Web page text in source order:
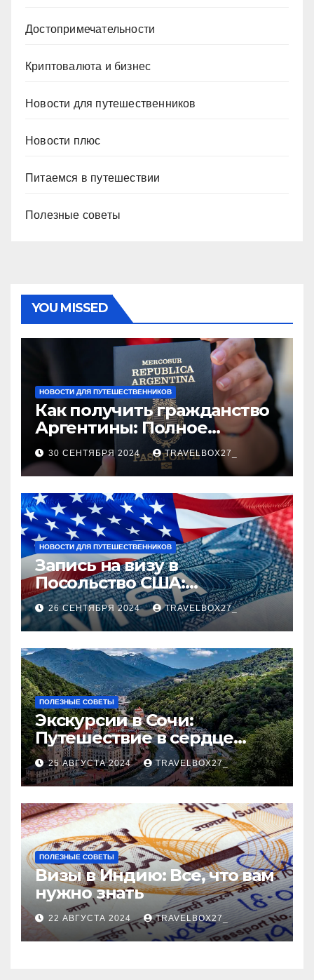
Достопримечательности
Криптовалюта и бизнес
Новости для путешественников
Новости плюс
Питаемся в путешествии
Полезные советы
YOU MISSED
НОВОСТИ ДЛЯ ПУТЕШЕСТВЕННИКОВ
Как получить гражданство
Аргентины: Полное
руководство
30 СЕНТЯБРЯ 2024 TRAVELBOX27_
НОВОСТИ ДЛЯ ПУТЕШЕСТВЕННИКОВ
Запись на визу в
Посольство США:
Пошаговое руководство
26 СЕНТЯБРЯ 2024 TRAVELBOX27_
ПОЛЕЗНЫЕ СОВЕТЫ
Экскурсии в Сочи:
Путешествие в сердце
Черноморского курорта
25 АВГУСТА 2024 TRAVELBOX27_
ПОЛЕЗНЫЕ СОВЕТЫ
Визы в Индию: Все, что вам
нужно знать
22 АВГУСТА 2024 TRAVELBOX27_